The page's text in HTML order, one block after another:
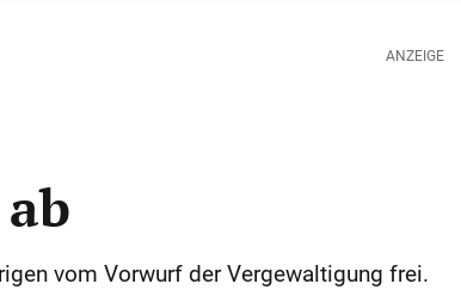
vom Vorwurf der Vergewaltigung frei.